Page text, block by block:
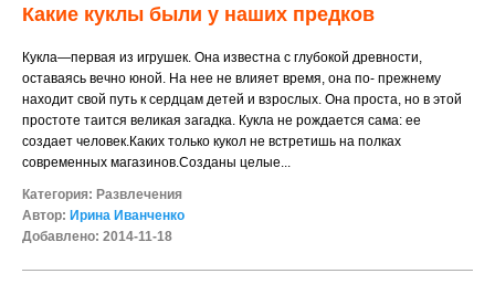
Какие куклы были у наших предков
Кукла—первая из игрушек. Она известна с глубокой древности,
оставаясь вечно юной. На нее не влияет время, она по- прежнему
находит свой путь к сердцам детей и взрослых. Она проста, но в этой
простоте таится великая загадка. Кукла не рождается сама: ее
создает человек.Каких только кукол не встретишь на полках
современных магазинов.Созданы целые...
Категория: Развлечения
Автор: Ирина Иванченко
Добавлено: 2014-11-18